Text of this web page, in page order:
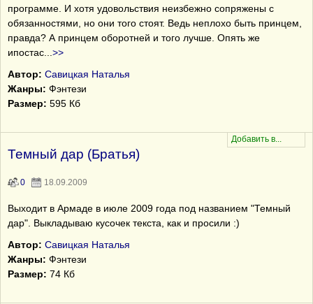
программе. И хотя удовольствия неизбежно сопряжены с
обязанностями, но они того стоят. Ведь неплохо быть принцем,
правда? А принцем оборотней и того лучше. Опять же
ипостас
>>
Автор: Савицкая Наталья
Жанры: Фэнтези
Размер: 595 Кб
Темный дар (Братья)
0 18.09.2009
Выходит в Армаде в июле 2009 года под названием "Темный
дар". Выкладываю кусочек текста, как и просили :)
Автор: Савицкая Наталья
Жанры: Фэнтези
Размер: 74 Кб